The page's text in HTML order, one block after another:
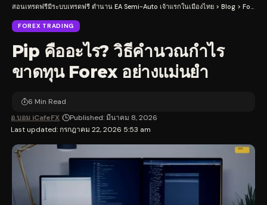
สอนเทรดฟรีมีระบบเทรดฟรี ตำนาน EA Semi-Auto เจ้าแรกในเมืองไทย > Blog > Forex Trading
FOREX TRADING
Pip คืออะไร? วิธีคำนวณกำไร
ขาดทุน Forex อย่างแม่นยำ
Last updated: กรกฎาคม 22, 2026 5:53 am
อ.บอม iCafeFX Published: มีนาคม 8, 2026
6 Min Read